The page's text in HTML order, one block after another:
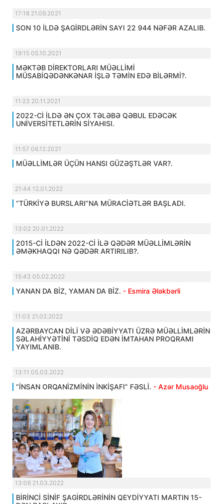
17:18 21.09.2021
SON 10 İLDƏ ŞAGİRDLƏRİN SAYI 22 944 NƏFƏR AZALIB.
19:15 05.10.2021
MƏKTƏB DİREKTORLARI MÜƏLLİMİ
MÜSABİQƏDƏNKƏNAR İŞLƏ TƏMİN EDƏ BİLƏRMİ?.
11:23 20.11.2021
2022-Cİ İLDƏ ƏN ÇOX TƏLƏBƏ QƏBUL EDƏCƏK
UNİVERSİTETLƏRİN SİYAHISI.
11:57 06.12.2021
MÜƏLLİMLƏR ÜÇÜN HANSI GÜZƏŞTLƏR VAR?.
21:44 12.01.2022
“TÜRKİYƏ BURSLARI”NA MÜRACİƏTLƏR BAŞLADI.
13:02 20.01.2022
2015-Cİ İLDƏN 2022-Cİ İLƏ QƏDƏR MÜƏLLİMLƏRİN
ƏMƏKHAQQI NƏ QƏDƏR ARTIRILIB?.
15:43 05.02.2022
YANAN DA BİZ, YAMAN DA BİZ. - Esmira Ələkbərli
11:03 21.02.2022
AZƏRBAYCAN DİLİ VƏ ƏDƏBİYYATI ÜZRƏ MÜƏLLİMLƏRİN
SƏLAHİYYƏTİNİ TƏSDİQ EDƏN İMTAHAN PROQRAMI
YAYIMLANIB.
13:11 05.03.2022
“İNSAN ORQANİZMİNİN İNKİŞAFI” FƏSLİ. - Azər Musaoğlu
13:06 21.03.2022
BİRİNCİ SİNİF ŞAGİRDLƏRİNİN QEYDİYYATI MARTIN 15-